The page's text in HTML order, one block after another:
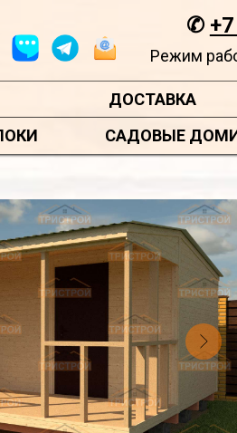
✆
Режим
ДОСТАВКА
САДОВЫЕ